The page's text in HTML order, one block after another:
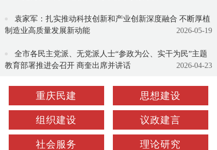
袁家军：扎实推动科技创新和产业创新深度融合 不断厚植
制造业高质量发展新动能
2026-05-19
全市各民主党派、无党派人士“参政为公、实干为民”主题
教育部署推进会召开 商奎出席并讲话
2026-04-23
重庆民建 思想建设
组织建设 议政建言
社会服务 理论研究